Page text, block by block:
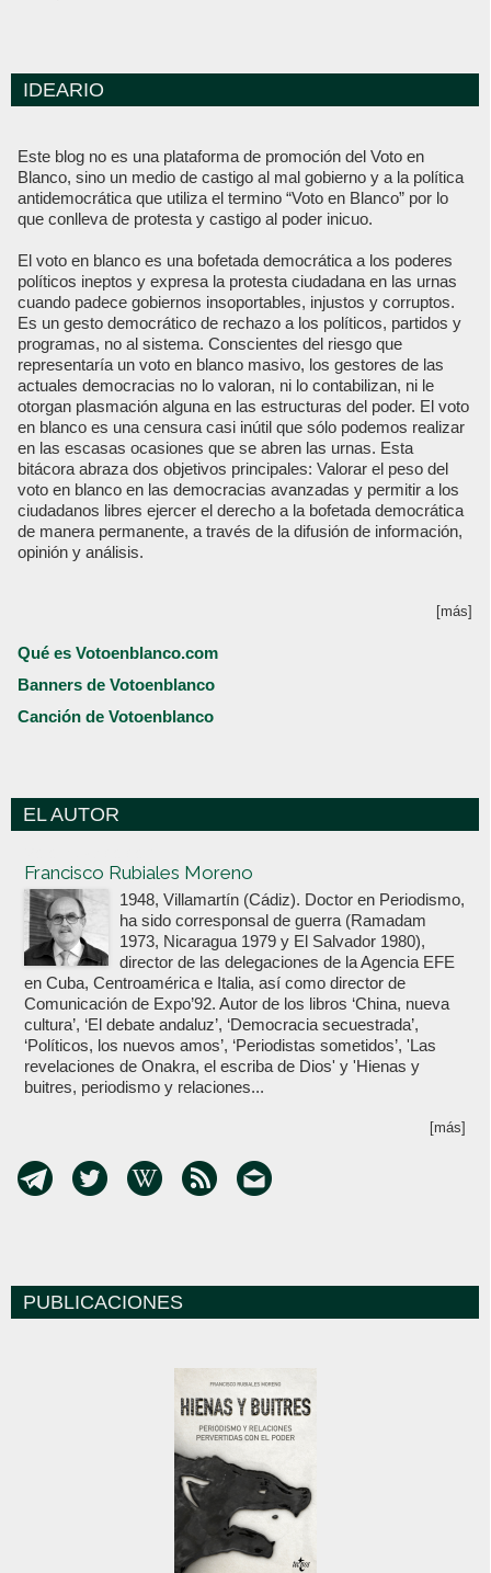
IDEARIO
Este blog no es una plataforma de promoción del Voto en
Blanco, sino un medio de castigo al mal gobierno y a la política
antidemocrática que utiliza el termino “Voto en Blanco” por lo
que conlleva de protesta y castigo al poder inicuo.
El voto en blanco es una bofetada democrática a los poderes
políticos ineptos y expresa la protesta ciudadana en las urnas
cuando padece gobiernos insoportables, injustos y corruptos.
Es un gesto democrático de rechazo a los políticos, partidos y
programas, no al sistema. Conscientes del riesgo que
representaría un voto en blanco masivo, los gestores de las
actuales democracias no lo valoran, ni lo contabilizan, ni le
otorgan plasmación alguna en las estructuras del poder. El voto
en blanco es una censura casi inútil que sólo podemos realizar
en las escasas ocasiones que se abren las urnas. Esta
bitácora abraza dos objetivos principales: Valorar el peso del
voto en blanco en las democracias avanzadas y permitir a los
ciudadanos libres ejercer el derecho a la bofetada democrática
de manera permanente, a través de la difusión de información,
opinión y análisis.
[más]
Qué es Votoenblanco.com
Banners de Votoenblanco
Canción de Votoenblanco
EL AUTOR
Francisco Rubiales Moreno
1948, Villamartín (Cádiz). Doctor en Periodismo,
ha sido corresponsal de guerra (Ramadam
1973, Nicaragua 1979 y El Salvador 1980),
director de las delegaciones de la Agencia EFE
en Cuba, Centroamérica e Italia, así como director de
Comunicación de Expo’92. Autor de los libros ‘China, nueva
cultura’, ‘El debate andaluz’, ‘Democracia secuestrada’,
‘Políticos, los nuevos amos’, ‘Periodistas sometidos’, 'Las
revelaciones de Onakra, el escriba de Dios' y 'Hienas y
buitres, periodismo y relaciones...
[más]
PUBLICACIONES